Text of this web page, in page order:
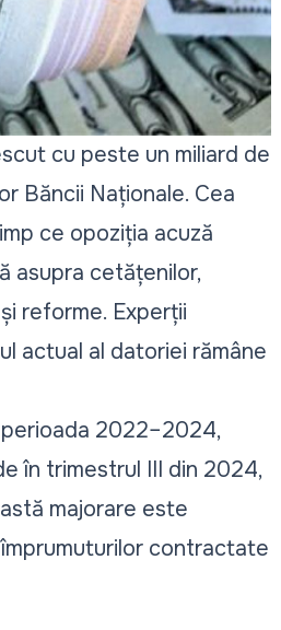
cu peste un miliard de
Băncii Naționale. Cea
ce opoziția acuză
asupra cetățenilor,
reforme. Experții
actual al datoriei rămâne
2022–2024,
în trimestrul III din 2024,
majorare este
contractate